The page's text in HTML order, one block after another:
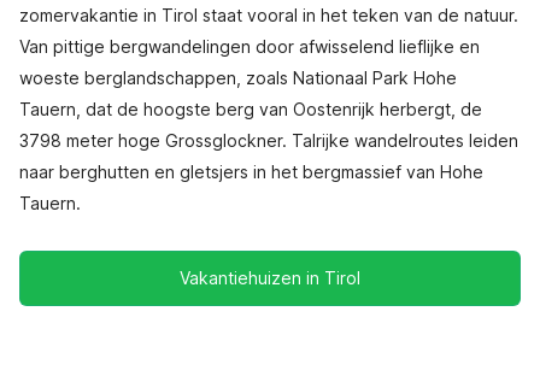
zomervakantie in Tirol staat vooral in het teken van de natuur.
Van pittige bergwandelingen door afwisselend lieflijke en
woeste berglandschappen, zoals Nationaal Park Hohe
Tauern, dat de hoogste berg van Oostenrijk herbergt, de
3798 meter hoge Grossglockner. Talrijke wandelroutes leiden
naar berghutten en gletsjers in het bergmassief van Hohe
Tauern.
Vakantiehuizen in Tirol